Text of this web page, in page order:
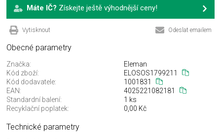
Máte IČ? Získejte ještě výhodnější ceny!
Vytisknout Odeslat emailem
Obecné parametry
Značka:
Eleman
Kód zboží:
ELOSOS1799211
Kód dodavatele:
1001831
EAN:
4025221082181
Standardní balení:
1 ks
Recyklační poplatek:
0,00 Kč
Technické parametry